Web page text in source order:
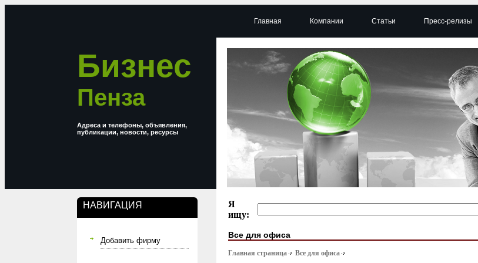
Бизнес
Пенза
Адреса и телефоны, объявления,
публикации, новости, ресурсы
НАВИГАЦИЯ
Добавить фирму
Главная Компании Статьи Пресс-релизы
Я
ищу:
Все для офиса
Главная страница Все для офиса